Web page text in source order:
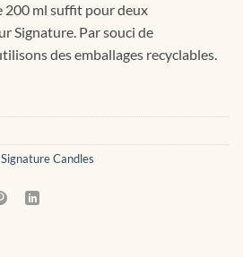
200 ml suffit pour deux
Signature. Par souci de
des emballages recyclables.
Signature Candles